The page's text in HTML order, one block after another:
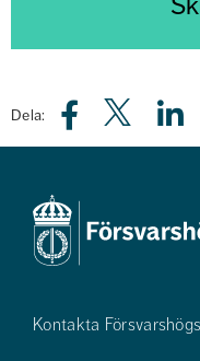
Dela:
Kontakta